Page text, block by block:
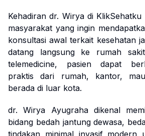
Kehadiran dr. Wirya di KlikSehatku
masyarakat yang ingin
konsultasi awal terkait kesehatan
datang langsung ke rumah
telemedicine, pasien dapat
praktis dari rumah, kantor,
berada di luar kota.
dr. Wirya Ayugraha dikenal
bidang bedah jantung dewasa,
tindakan minimal invasif modern